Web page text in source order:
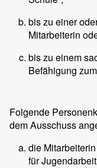
bis zu einer
Mitarbeiterin
bis zu einem
Befähigung
Folgende
dem Ausschuss
die
für